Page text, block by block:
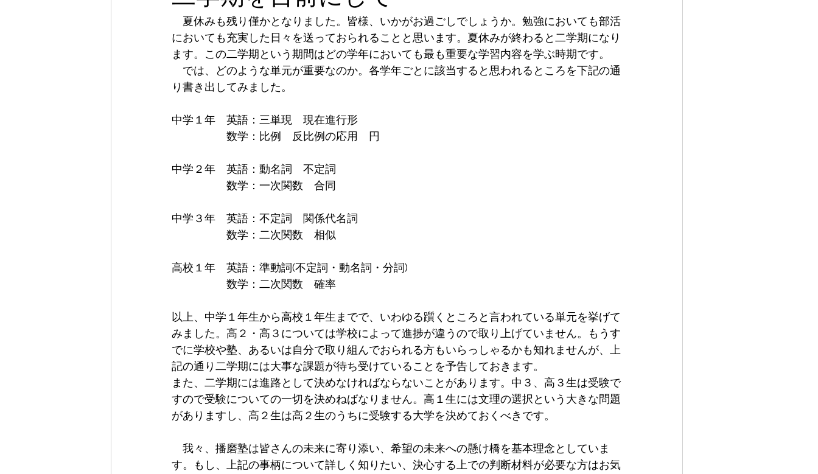
夏休みも残り僅かとなりました。皆様、いかがお過ごしでしょうか。勉強においても部活
においても充実した日々を送っておられることと思います。夏休みが終わると二学期になり
ます。この二学期という期間はどの学年においても最も重要な学習内容を学ぶ時期です。
では、どのような単元が重要なのか。各学年ごとに該当すると思われるところを下記の通
り書き出してみました。
中学１年　英語：三単現　現在進行形
数学：比例　反比例の応用　円
中学２年　英語：動名詞　不定詞
数学：一次関数　合同
中学３年　英語：不定詞　関係代名詞
数学：二次関数　相似
高校１年　英語：準動詞(不定詞・動名詞・分詞)
数学：二次関数　確率
以上、中学１年生から高校１年生までで、いわゆる躓くところと言われている単元を挙げて
みました。高２・高３については学校によって進捗が違うので取り上げていません。もうす
でに学校や塾、あるいは自分で取り組んでおられる方もいらっしゃるかも知れませんが、上
記の通り二学期には大事な課題が待ち受けていることを予告しておきます。
また、二学期には進路として決めなければならないことがあります。中３、高３生は受験で
すので受験についての一切を決めねばなりません。高１生には文理の選択という大きな問題
がありますし、高２生は高２生のうちに受験する大学を決めておくべきです。
我々、播磨塾は皆さんの未来に寄り添い、希望の未来への懸け橋を基本理念としていま
す。もし、上記の事柄について詳しく知りたい、決心する上での判断材料が必要な方はお気